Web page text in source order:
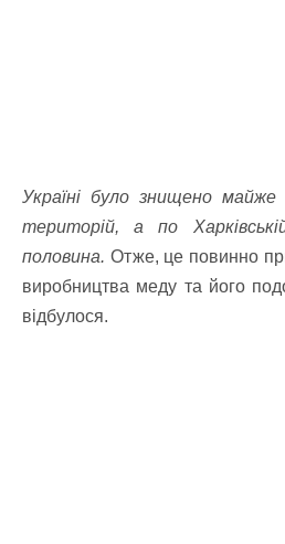
Україні було знищено
територій, а по
половина. Отже, це повинно
виробництва меду та його
відбулося.